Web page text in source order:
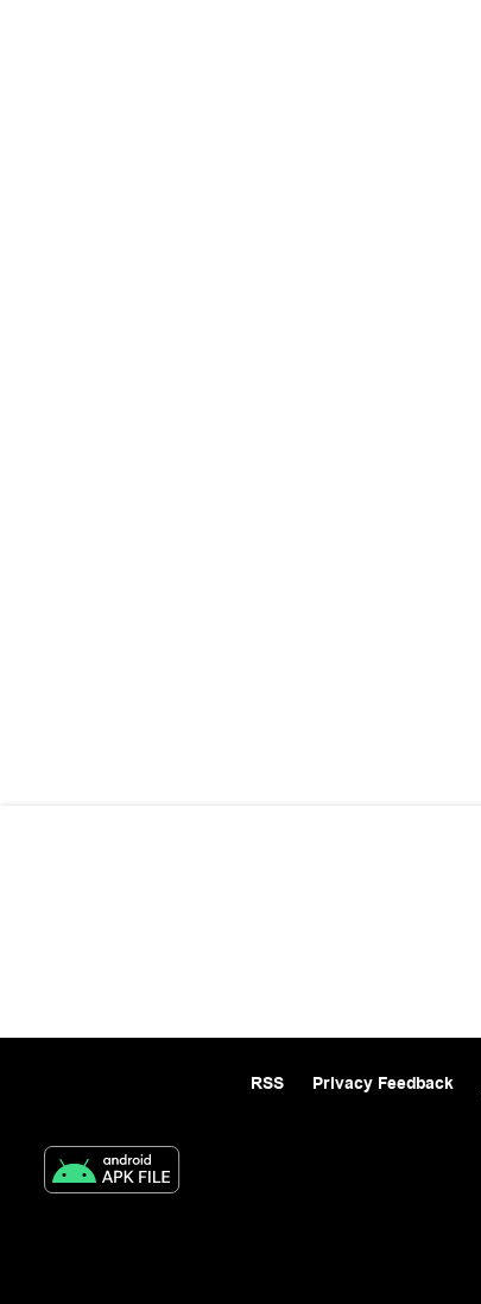
Privacy Feedback
RSS